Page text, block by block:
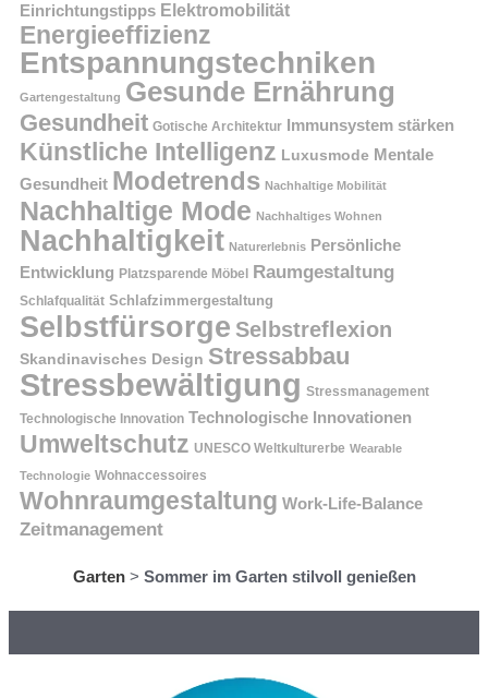
Einrichtungstipps Elektromobilität
Energieeffizienz
Entspannungstechniken
Gartengestaltung Gesunde Ernährung
Gesundheit Gotische Architektur Immunsystem stärken
Künstliche Intelligenz Luxusmode Mentale
Gesundheit Modetrends Nachhaltige Mobilität
Nachhaltige Mode Nachhaltiges Wohnen
Nachhaltigkeit Naturerlebnis Persönliche
Entwicklung Platzsparende Möbel Raumgestaltung
Schlafqualität Schlafzimmergestaltung
Selbstfürsorge Selbstreflexion
Skandinavisches Design Stressabbau
Stressbewältigung Stressmanagement
Technologische Innovation Technologische Innovationen
Umweltschutz UNESCO Weltkulturerbe Wearable
Technologie Wohnaccessoires
Wohnraumgestaltung Work-Life-Balance
Zeitmanagement
Garten> Sommer im Garten stilvoll genießen